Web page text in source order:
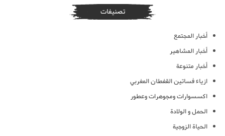
تصنيفات
أخبار المجتمع
أخبار المشاهير
أخبار متنوعة
ازياء فساتين القفطان المغربي
اكسسوارات ومجوهرات وعطور
الحمل و الولادة
الحياة الزوجية